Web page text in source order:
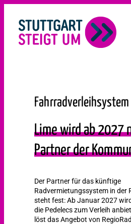
Fahrradverleihsystem
Lime wird ab 2027
Partner der
Der Partner für das künftige
Radvermietungssystem in der
steht fest: Ab Januar 2027
die Pedelecs zum Verleih
löst das Angebot von